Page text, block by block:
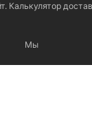
Калькулятор
Мы